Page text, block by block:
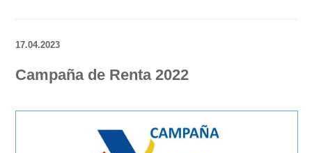
17.04.2023
Campaña de Renta 2022